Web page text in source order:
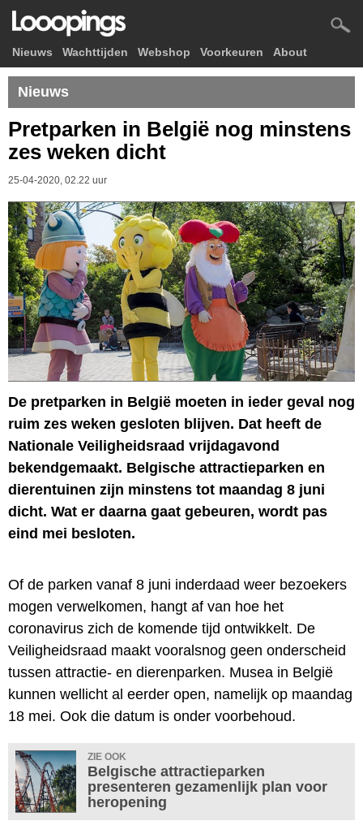
Nieuws Wachttijden Webshop Voorkeuren About
Nieuws
Pretparken in België nog minstens
zes weken dicht
25-04-2020, 02.22 uur
De pretparken in België moeten in ieder geval nog
ruim zes weken gesloten blijven. Dat heeft de
Nationale Veiligheidsraad vrijdagavond
bekendgemaakt. Belgische attractieparken en
dierentuinen zijn minstens tot maandag 8 juni
dicht. Wat er daarna gaat gebeuren, wordt pas
eind mei besloten.
Of de parken vanaf 8 juni inderdaad weer bezoekers
mogen verwelkomen, hangt af van hoe het
coronavirus zich de komende tijd ontwikkelt. De
Veiligheidsraad maakt vooralsnog geen onderscheid
tussen attractie- en dierenparken. Musea in België
kunnen wellicht al eerder open, namelijk op maandag
18 mei. Ook die datum is onder voorbehoud.
ZIE OOK
Belgische attractieparken
presenteren gezamenlijk plan voor
heropening